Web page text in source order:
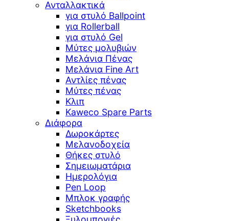
Ανταλλακτικά
για στυλό Ballpoint
για Rollerball
για στυλό Gel
Μύτες μολυβιών
Μελάνια Πένας
Μελάνια Fine Art
Αντλίες πένας
Μύτες πένας
Κλιπ
Kaweco Spare Parts
Διάφορα
Δωροκάρτες
Μελανοδοχεία
Θήκες στυλό
Σημειωματάρια
Ημερολόγια
Pen Loop
Μπλοκ γραφής
Sketchbooks